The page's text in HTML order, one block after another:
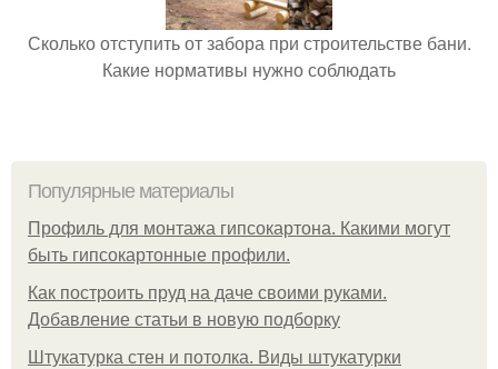
Сколько отступить от забора при строительстве бани.
Какие нормативы нужно соблюдать
Популярные материалы
Профиль для монтажа гипсокартона. Какими могут
быть гипсокартонные профили.
Как построить пруд на даче своими руками.
Добавление статьи в новую подборку
Штукатурка стен и потолка. Виды штукатурки